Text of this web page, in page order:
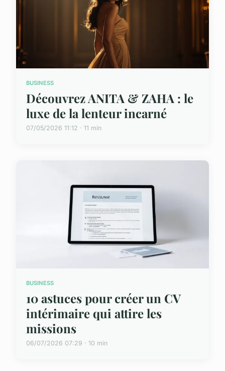
BUSINESS
Découvrez ANITA & ZAHA : le
luxe de la lenteur incarné
07/05/2026 11:12 · 11 min
BUSINESS
10 astuces pour créer un CV
intérimaire qui attire les
missions
06/07/2026 07:29 · 10 min